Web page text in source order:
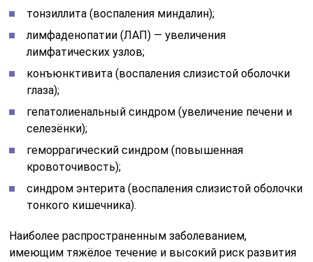
тонзиллита (воспаления миндалин);
лимфаденопатии (ЛАП) — увеличения
лимфатических узлов;
конъюнктивита (воспаления слизистой оболочки
глаза);
гепатолиенальный синдром (увеличение печени и
селезёнки);
геморрагический синдром (повышенная
кровоточивость);
синдром энтерита (воспаления слизистой оболочки
тонкого кишечника).
Наиболее распространенным заболеванием,
имеющим тяжёлое течение и высокий риск развития